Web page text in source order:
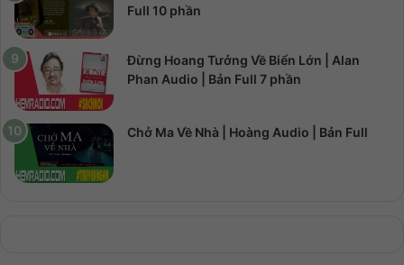
Full 10 phần
Đừng Hoang Tưởng Về Biển Lớn | Alan
Phan Audio | Bản Full 7 phần
Chở Ma Về Nhà | Hoàng Audio | Bản Full